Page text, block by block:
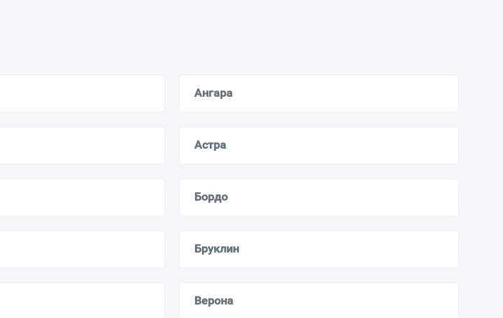
Ангара
Астра
Бордо
Бруклин
Верона